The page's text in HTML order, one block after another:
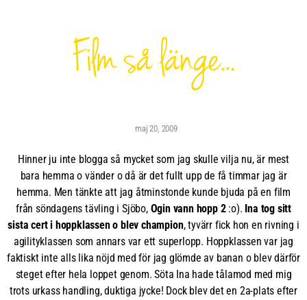
Film så länge…
maj 20, 2009
Hinner ju inte blogga så mycket som jag skulle vilja nu, är mest
bara hemma o vänder o då är det fullt upp de få timmar jag är
hemma. Men tänkte att jag åtminstonde kunde bjuda på en film
från söndagens tävling i Sjöbo, Ogin vann hopp 2:o). Ina tog sitt
sista cert i hoppklassen o blev champion, tyvärr fick hon en rivning i
agilityklassen som annars var ett superlopp. Hoppklassen var jag
faktiskt inte alls lika nöjd med för jag glömde av banan o blev därför
steget efter hela loppet genom. Söta Ina hade tålamod med mig
trots urkass handling, duktiga jycke! Dock blev det en 2a-plats efter